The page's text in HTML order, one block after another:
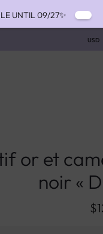
USD
or et
noir «
$
UNTIL 09/27✨